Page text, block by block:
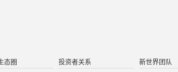
态圈
投资者关系
新世界团队